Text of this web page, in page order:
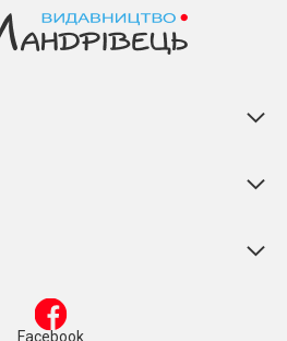
Facebook